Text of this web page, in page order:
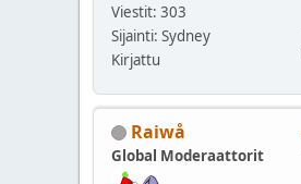
Viestit: 303
Sijainti: Sydney
Kirjattu
Raiwå
Global Moderaattorit